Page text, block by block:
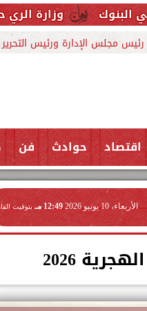
الري حررنا 3607 مخالفة بفضل تعاون المواطنين
رئيس مجلس الإدارة ورئيس التحرير
اقتصاد حوادث فن
الأربعاء، 10 يونيو 2026 12:49 مـ بتوقيت
2026